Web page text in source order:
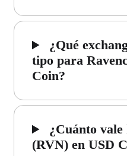
¿Qué
tipo para
Coin?
¿Cuánto
(RVN) en USD